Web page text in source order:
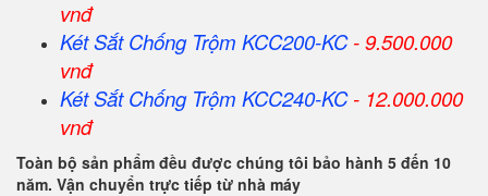
vnđ
Két Sắt Chống Trộm KCC200-KC- 9.500.000
vnđ
Két Sắt Chống Trộm KCC240-KC- 12.000.000
vnđ
Toàn bộ sản phẩm đều được chúng tôi bảo hành 5 đến 10
năm. Vận chuyển trực tiếp từ nhà máy